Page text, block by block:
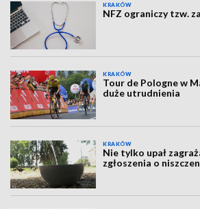
KRAKÓW
NFZ ograniczy tzw.
KRAKÓW
Tour de Pologne w
duże utrudnienia
KRAKÓW
Nie tylko upał
zgłoszenia o